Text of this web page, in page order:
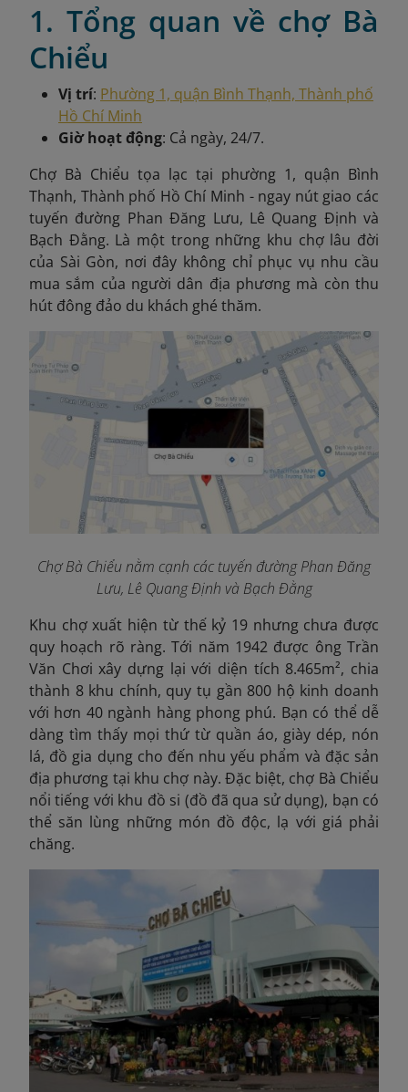
1. Tổng quan về chợ Bà
Chiểu
Vị trí: Phường 1, quận Bình Thạnh, Thành phố
Hồ Chí Minh
Giờ hoạt động: Cả ngày, 24/7.
Chợ Bà Chiểu tọa lạc tại phường 1, quận Bình
Thạnh, Thành phố Hồ Chí Minh - ngay nút giao các
tuyến đường Phan Đăng Lưu, Lê Quang Định và
Bạch Đằng. Là một trong những khu chợ lâu đời
của Sài Gòn, nơi đây không chỉ phục vụ nhu cầu
mua sắm của người dân địa phương mà còn thu
hút đông đảo du khách ghé thăm.
Chợ Bà Chiểu nằm cạnh các tuyến đường Phan Đăng
Lưu, Lê Quang Định và Bạch Đằng
Khu chợ xuất hiện từ thế kỷ 19 nhưng chưa được
quy hoạch rõ ràng. Tới năm 1942 được ông Trần
Văn Chơi xây dựng lại với diện tích 8.465m², chia
thành 8 khu chính, quy tụ gần 800 hộ kinh doanh
với hơn 40 ngành hàng phong phú. Bạn có thể dễ
dàng tìm thấy mọi thứ từ quần áo, giày dép, nón
lá, đồ gia dụng cho đến nhu yếu phẩm và đặc sản
địa phương tại khu chợ này. Đặc biệt, chợ Bà Chiểu
nổi tiếng với khu đồ si (đồ đã qua sử dụng), bạn có
thể săn lùng những món đồ độc, lạ với giá phải
chăng.